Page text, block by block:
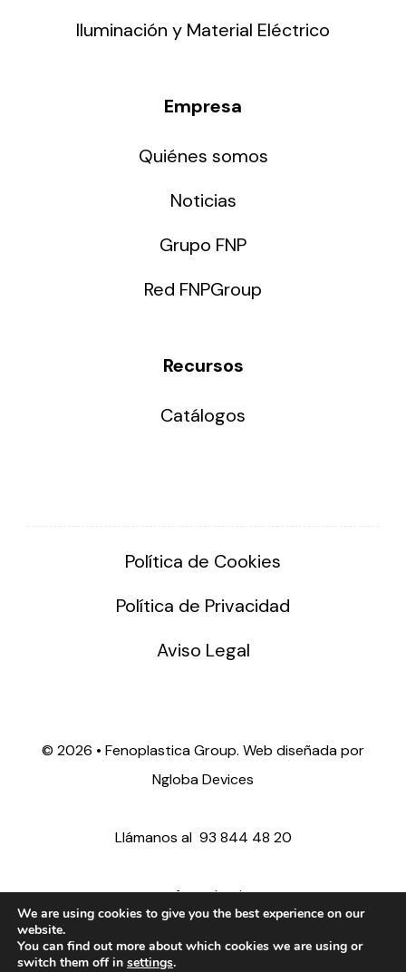
Iluminación y Material Eléctrico
Empresa
Quiénes somos
Noticias
Grupo FNP
Red FNPGroup
Recursos
Catálogos
Política de Cookies
Política de Privacidad
Aviso Legal
© 2026 • Fenoplastica Group. Web diseñada por
Ngloba Devices
Llámanos al 93 844 48 20
ventas@fenoplastica.com
export@fenoplastica.com
We are using cookies to give you the best experience on our
website.
You can find out more about which cookies we are using or
switch them off in settings.